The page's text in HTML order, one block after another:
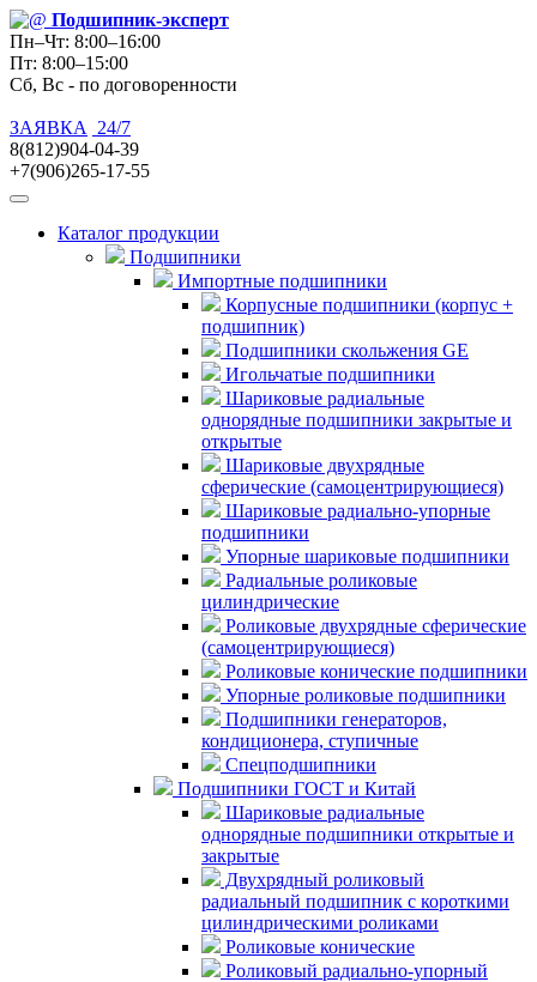
Подшипник-эксперт
Пн–Чт: 8:00–16:00
Пт: 8:00–15:00
Сб, Вс - по договоренности
ЗАЯВКА
24/7
8(812)904-04-39
+7(906)265-17-55
Каталог продукции
Подшипники
Импортные подшипники
Корпусные подшипники (корпус +
подшипник)
Подшипники скольжения GE
Игольчатые подшипники
Шариковые радиальные
однорядные подшипники закрытые и
открытые
Шариковые двухрядные
сферические (самоцентрирующиеся)
Шариковые радиально-упорные
подшипники
Упорные шариковые подшипники
Радиальные роликовые
цилиндрические
Роликовые двухрядные сферические
(самоцентрирующиеся)
Роликовые конические подшипники
Упорные роликовые подшипники
Подшипники генераторов,
кондиционера, ступичные
Спецподшипники
Подшипники ГОСТ и Китай
Шариковые радиальные
однорядные подшипники открытые и
закрытые
Двухрядный роликовый
радиальный подшипник с короткими
цилиндрическими роликами
Роликовые конические
Роликовый радиально-упорный